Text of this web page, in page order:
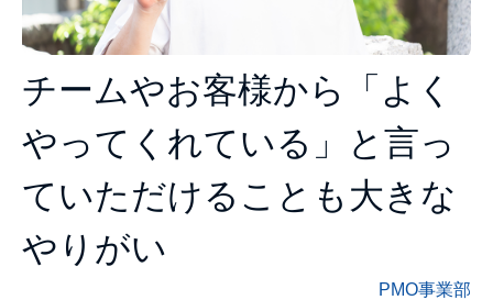
チームやお客様から「よく
やってくれている」と言っ
ていただけることも大きな
やりがい
PMO事業部